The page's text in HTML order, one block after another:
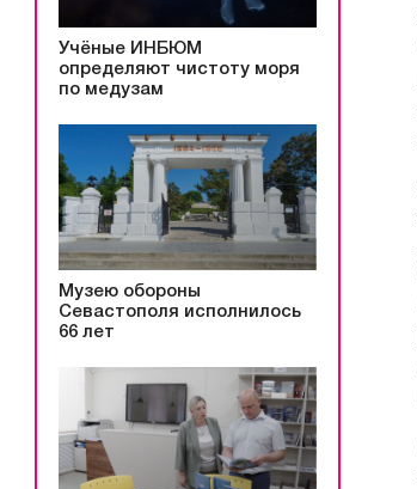
Учёные ИНБЮМ
определяют чистоту моря
по медузам
Музею обороны
Севастополя исполнилось
66 лет